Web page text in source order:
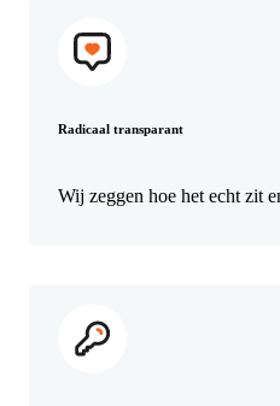
Radicaal transparant
Wij zeggen hoe het echt zit